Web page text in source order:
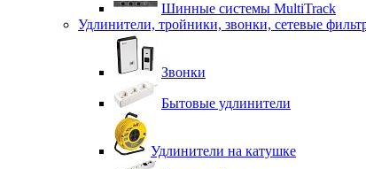
Шинные системы MultiTrack
Удлинители, тройники, звонки, сетевые
Звонки
Бытовые удлинители
Удлинители на катушке